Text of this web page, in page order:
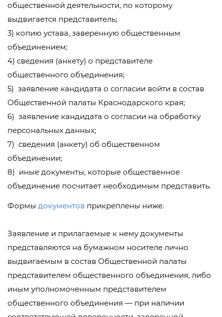
общественной деятельности, по которому
выдвигается представитель;
3) копию устава, заверенную общественным
объединением;
4) сведения (анкету) о представителе
общественного объединения;
5) заявление кандидата о согласии войти в состав
Общественной палаты Краснодарского края;
6) заявление кандидата о согласии на обработку
персональных данных;
7) сведения (анкету) об общественном
объединении;
8) иные документы, которые общественное
объединение посчитает необходимым представить.
Формы документов прикреплены ниже.
Заявление и прилагаемые к нему документы
представляются на бумажном носителе лично
выдвигаемым в состав Общественной палаты
представителем общественного объединения, либо
иным уполномоченным представителем
общественного объединения — при наличии